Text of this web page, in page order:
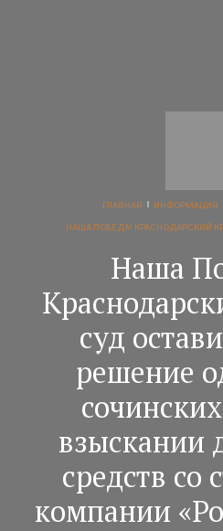
ГЛАВНАЯ ИНФОРМАЦИЯ
НАША ПОБЕДА! КРАСНОДАРСКИЙ
Наша
суд
решение
взыскании
средств со
компании